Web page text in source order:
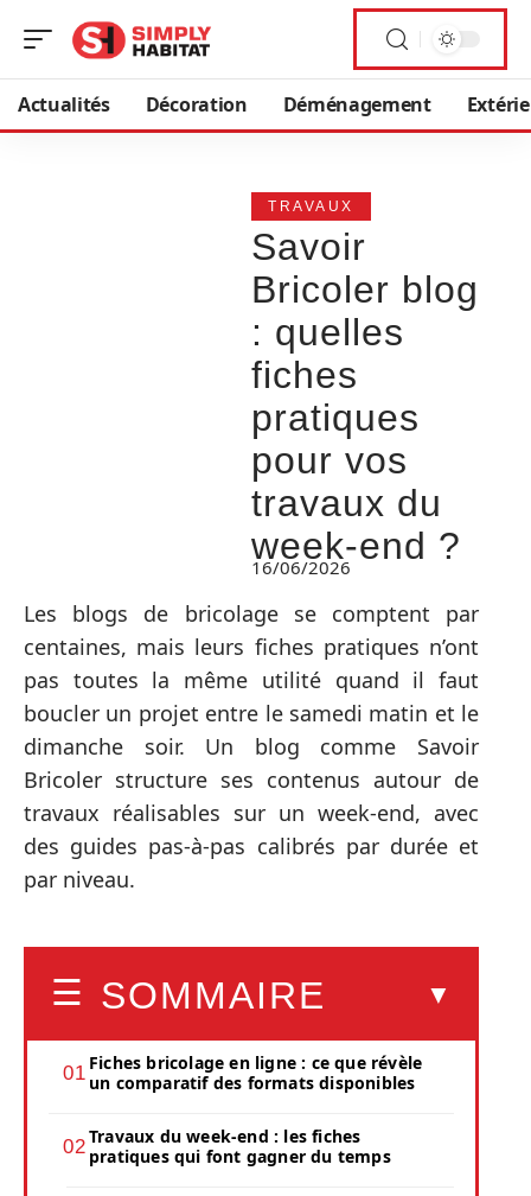
Actualités Décoration Déménagement
TRAVAUX
Savoir
Bricoler blog
: quelles
fiches
pratiques
pour vos
travaux du
week-end ?
16/06/2026
Les blogs de bricolage se comptent par
centaines, mais leurs fiches pratiques n’ont
pas toutes la même utilité quand il faut
boucler un projet entre le samedi matin et le
dimanche soir. Un blog comme Savoir
Bricoler structure ses contenus autour de
travaux réalisables sur un week-end, avec
des guides pas-à-pas calibrés par durée et
par niveau.
SOMMAIRE
Fiches bricolage en ligne : ce que révèle
un comparatif des formats disponibles
Travaux du week-end : les fiches
pratiques qui font gagner du temps